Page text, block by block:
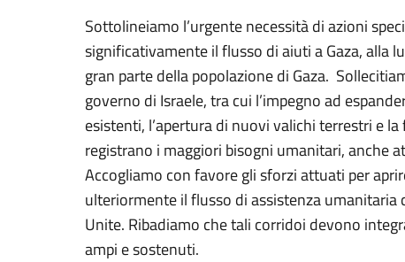
Sottolineiamo l’urgente necessità di azioni
significativamente il flusso di aiuti a Gaza, alla
gran parte della popolazione di Gaza.
governo di Israele, tra cui l’impegno ad
esistenti, l’apertura di nuovi valichi terrestri e
registrano i maggiori bisogni umanitari, anche
Accogliamo con favore gli sforzi attuati per
ulteriormente il flusso di assistenza umanitaria
Unite. Ribadiamo che tali corridoi devono
ampi e sostenuti.